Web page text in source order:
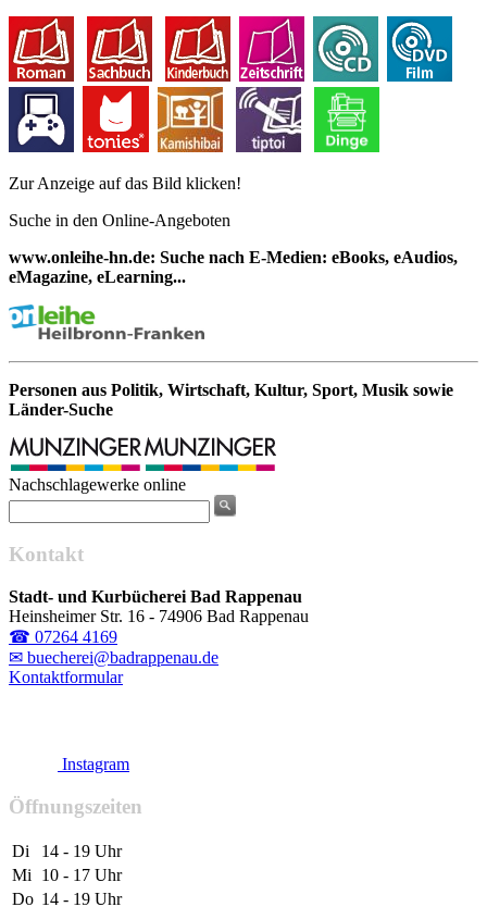
Zur Anzeige auf das Bild klicken!
Suche in den Online-Angeboten
www.onleihe-hn.de: Suche nach E-Medien: eBooks, eAudios,
eMagazine, eLearning...
Personen aus Politik, Wirtschaft, Kultur, Sport, Musik sowie
Länder-Suche
Nachschlagewerke online
Kontakt
Stadt- und Kurbücherei Bad Rappenau
Heinsheimer Str. 16 - 74906 Bad Rappenau
☎ 07264 4169
✉ buecherei@badrappenau.de
Kontaktformular
Instagram
Öffnungszeiten
Di
14 - 19 Uhr
Mi
10 - 17 Uhr
Do 14 - 19 Uhr